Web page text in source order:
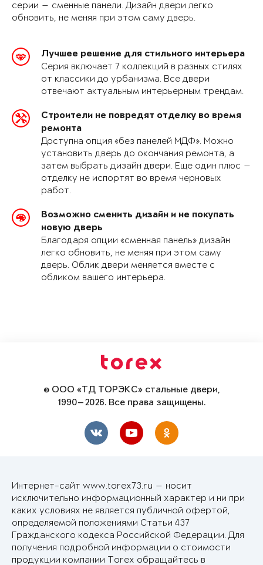
серии — сменные панели. Дизайн двери легко
обновить, не меняя при этом саму дверь.
Лучшее решение для стильного интерьера
Серия включает 7 коллекций в разных стилях
от классики до урбанизма. Все двери
отвечают актуальным интерьерным трендам.
Строители не повредят отделку во время
ремонта
Доступна опция «без панелей МДФ». Можно
установить дверь до окончания ремонта, а
затем выбрать дизайн двери. Еще один плюс —
отделку не испортят во время черновых
работ.
Возможно сменить дизайн и не покупать
новую дверь
Благодаря опции «сменная панель» дизайн
легко обновить, не меняя при этом саму
дверь. Облик двери меняется вместе с
обликом вашего интерьера.
© ООО «ТД ТОРЭКС» стальные двери,
1990—2026. Все права защищены.
Интернет-сайт www.torex73.ru — носит
исключительно информационный характер и ни при
каких условиях не является публичной офертой,
определяемой положениями Статьи 437
Гражданского кодекса Российской Федерации. Для
получения подробной информации о стоимости
продукции компании Torex обращайтесь в